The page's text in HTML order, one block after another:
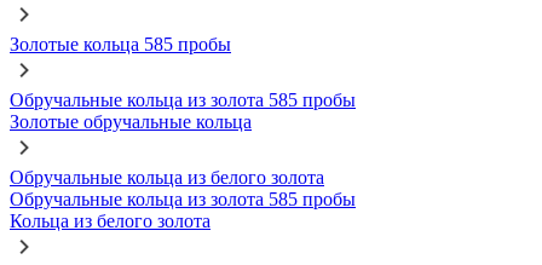
Золотые кольца 585 пробы
Обручальные кольца из золота 585 пробы
Золотые обручальные кольца
Обручальные кольца из белого золота
Обручальные кольца из золота 585 пробы
Кольца из белого золота